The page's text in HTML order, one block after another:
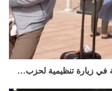
في زيارة تنظيمية لحزب…